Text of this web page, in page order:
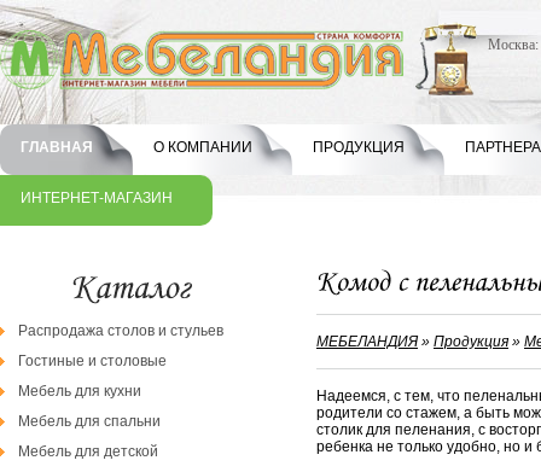
Москва:
ГЛАВНАЯ О КОМПАНИИ ПРОДУКЦИЯ
ИНТЕРНЕТ-МАГАЗИН
Распродажа столов и стульев
Гостиные и столовые
Мебель для кухни
Мебель для спальни
Мебель для детской
МЕБЕЛАНДИЯ» Продукция »
Надеемся, с тем, что
родители со стажем, а быть
столик для пеленания, с
ребенка не только удобно, но и